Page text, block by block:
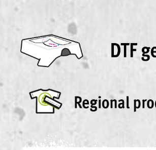
Bildergalerie überspringen